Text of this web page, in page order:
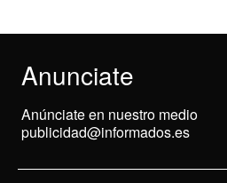
Anunciate
Anúnciate en nuestro medio
publicidad@informados.es